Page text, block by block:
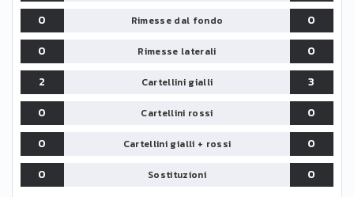
0
Rimesse dal fondo
0
0
Rimesse laterali
0
2
Cartellini gialli
3
0
Cartellini rossi
0
0
Cartellini gialli + rossi
0
0
Sostituzioni 0